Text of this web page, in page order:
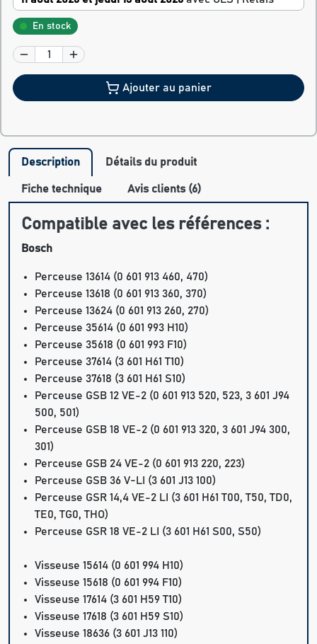
En stock
Ajouter au panier
Description Détails du produit
Fiche technique Avis clients (6)
Compatible avec les références :
Bosch
Perceuse 13614 (0 601 913 460, 470)
Perceuse 13618 (0 601 913 360, 370)
Perceuse 13624 (0 601 913 260, 270)
Perceuse 35614 (0 601 993 H10)
Perceuse 35618 (0 601 993 F10)
Perceuse 37614 (3 601 H61 T10)
Perceuse 37618 (3 601 H61 S10)
Perceuse GSB 12 VE-2 (0 601 913 520, 523, 3 601 J94
500, 501)
Perceuse GSB 18 VE-2 (0 601 913 320, 3 601 J94 300,
301)
Perceuse GSB 24 VE-2 (0 601 913 220, 223)
Perceuse GSB 36 V-LI (3 601 J13 100)
Perceuse GSR 14,4 VE-2 LI (3 601 H61 T00, T50, TD0,
TE0, TG0, THO)
Perceuse GSR 18 VE-2 LI (3 601 H61 S00, S50)
Visseuse 15614 (0 601 994 H10)
Visseuse 15618 (0 601 994 F10)
Visseuse 17614 (3 601 H59 T10)
Visseuse 17618 (3 601 H59 S10)
Visseuse 18636 (3 601 J13 110)